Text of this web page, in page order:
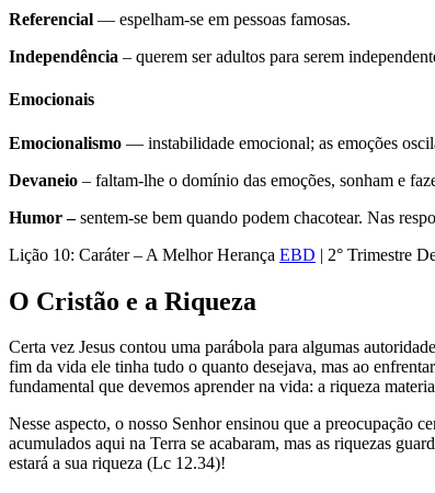
Referencial — espelham-se em pessoas famosas.
Independência – querem ser adultos para serem
Emocionais
Emocionalismo — instabilidade emocional; as emoções
Devaneio – faltam-lhe o domínio das emoções, sonham e
Humor –sentem-se bem quando podem chacotear. Nas
Lição 10: Caráter – A Melhor Herança EBD | 2° Trimestre
O Cristão e a Riqueza
Certa vez Jesus contou uma parábola para algumas
fim da vida ele tinha tudo o quanto desejava, mas ao
fundamental que devemos aprender na vida: a riqueza
Nesse aspecto, o nosso Senhor ensinou que a preocupação
acumulados aqui na Terra se acabaram, mas as riquezas
estará a sua riqueza (Lc 12.34)!